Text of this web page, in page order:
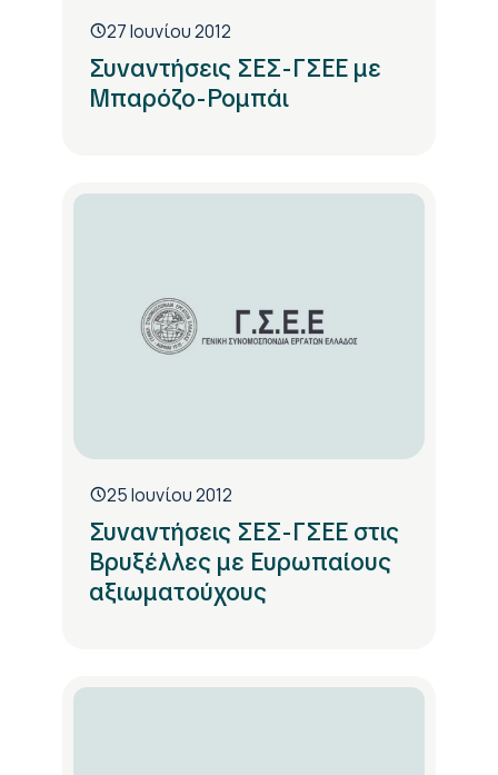
27 Ιουνίου 2012
Συναντήσεις ΣΕΣ-ΓΣΕΕ με
Μπαρόζο-Ρομπάι
25 Ιουνίου 2012
Συναντήσεις ΣΕΣ-ΓΣΕΕ στις
Βρυξέλλες με Ευρωπαίους
αξιωματούχους